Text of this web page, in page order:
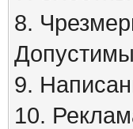
8.
9.
10.